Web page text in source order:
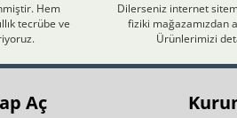
Hem
tecrübe ve
Dilerseniz internet
fiziki mağazamızdan
Ürünlerimizi
Aç